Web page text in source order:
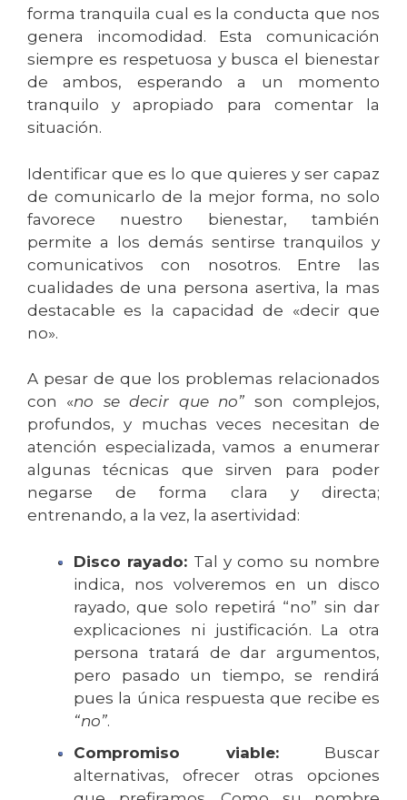
forma tranquila cual es la conducta que nos
genera incomodidad. Esta comunicación
siempre es respetuosa y busca el bienestar
de ambos, esperando a un momento
tranquilo y apropiado para comentar la
situación.
Identificar que es lo que quieres y ser capaz
de comunicarlo de la mejor forma, no solo
favorece nuestro bienestar, también
permite a los demás sentirse tranquilos y
comunicativos con nosotros. Entre las
cualidades de una persona asertiva, la mas
destacable es la capacidad de «decir que
no».
A pesar de que los problemas relacionados
con «no se decir que no” son complejos,
profundos, y muchas veces necesitan de
atención especializada, vamos a enumerar
algunas técnicas que sirven para poder
negarse de forma clara y directa;
entrenando, a la vez, la asertividad:
Disco rayado: Tal y como su nombre
indica, nos volveremos en un disco
rayado, que solo repetirá “no” sin dar
explicaciones ni justificación. La otra
persona tratará de dar argumentos,
pero pasado un tiempo, se rendirá
pues la única respuesta que recibe es
“no”.
Compromiso viable: Buscar
alternativas, ofrecer otras opciones